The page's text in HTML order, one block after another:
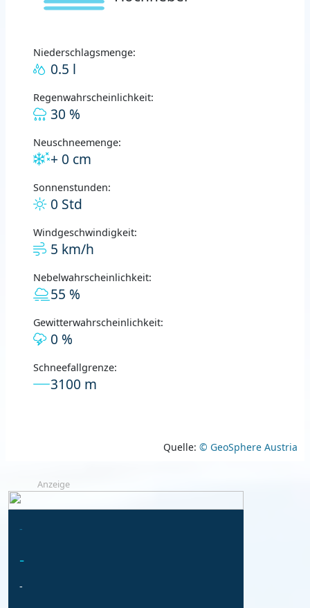
Niederschlagsmenge:
0.5 l
Regenwahrscheinlichkeit:
30 %
Neuschneemenge:
+ 0 cm
Sonnenstunden:
0 Std
Windgeschwindigkeit:
5 km/h
Nebelwahrscheinlichkeit:
55 %
Gewitterwahrscheinlichkeit:
0 %
Schneefallgrenze:
3100 m
Quelle: © GeoSphere Austria
Anzeige
-
-
-